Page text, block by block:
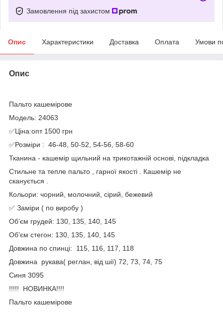
Замовлення під захистом
Опис Характеристики Доставка Оплата Умови
Опис
Пальто кашемірове
Модель: 24063
✅Ціна:опт 1500 грн
✅Розміри : 46-48, 50-52, 54-56, 58-60
Тканина - кашемір щильний на трикотажній основі, підкладка
Стильне та тепле пальто , гарної якості . Кашемір не
сканується .
Кольори: чорний, молочний, сірий, бежевий
✅ Заміри ( по виробу )
Обʼєм грудей: 130, 135, 140, 145
Обʼєм стегон: 130, 135, 140, 145
Довжина по спинці: 115, 116, 117, 118
Довжина рукава( реглан, від шії) 72, 73, 74, 75
Синя 3095
!!!!! НОВИНКА!!!!
Пальто кашемірове